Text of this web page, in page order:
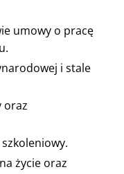
umowy o pracę
i stale
oraz
życie oraz